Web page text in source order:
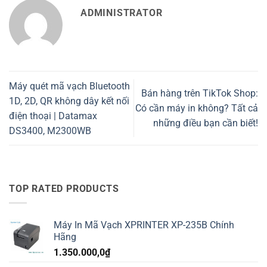
ADMINISTRATOR
Máy quét mã vạch Bluetooth
1D, 2D, QR không dây kết nối
điện thoại | Datamax
DS3400, M2300WB
Bán hàng trên TikTok Shop:
Có cần máy in không? Tất cả
những điều bạn cần biết!
TOP RATED PRODUCTS
Máy In Mã Vạch XPRINTER XP-235B Chính
Hãng
1.350.000,0₫